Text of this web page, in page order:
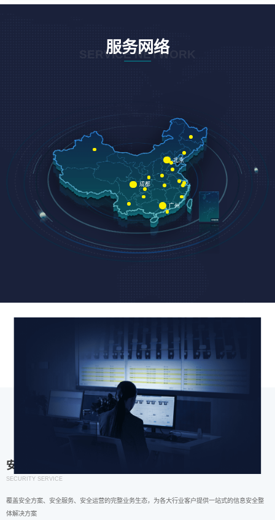
服务网络
SERVICE NETWORK
北京
成都
广州
安全服务
SECURITY SERVICE
覆盖安全方案、安全服务、安全运营的完整业务生态，为各大行业客户提供一站式的信息安全整
体解决方案